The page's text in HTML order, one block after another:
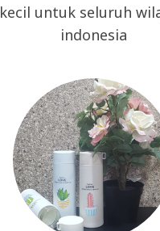
kecil untuk seluruh
indonesia